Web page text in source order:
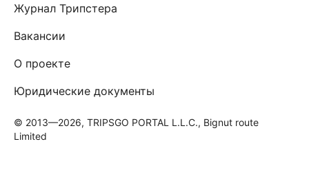
Журнал Трипстера
Вакансии
О проекте
Юридические документы
© 2013—2026, TRIPSGO PORTAL L.L.C., Bignut route
Limited